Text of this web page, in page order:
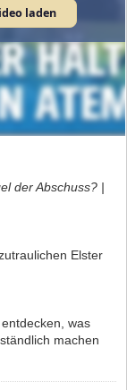
laden
der Abschuss? |
Elster
was
machen